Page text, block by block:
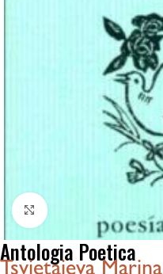
Click to enlarge
Antologia Poetica
Tsvietaieva Marina